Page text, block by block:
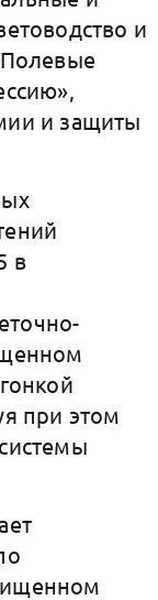
и
и защиты
в
при этом